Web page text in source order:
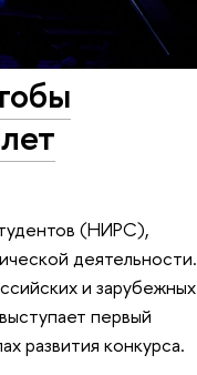
(НИРС),
деятельности.
и зарубежных
первый
развития конкурса.